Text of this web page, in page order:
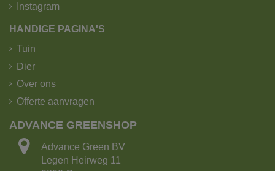
Instagram
HANDIGE PAGINA'S
Tuin
Dier
Over ons
Offerte aanvragen
ADVANCE GREENSHOP
Advance Green BV
Legen Heirweg 11